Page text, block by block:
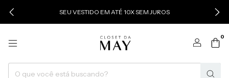
SEU VESTIDO EM ATÉ 10X SEM JUROS
0